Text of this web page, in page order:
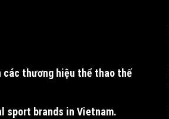
các thương hiệu thể thao thế
sport brands in Vietnam.